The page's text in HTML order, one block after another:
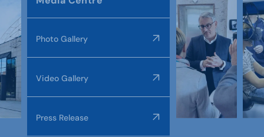
Photo Gallery
Video Gallery
Press Release